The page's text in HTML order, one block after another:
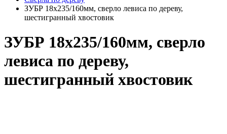
ЗУБР 18x235/160мм, сверло левиса по дереву,
шестигранный хвостовик
ЗУБР 18x235/160мм, сверло
левиса по дереву,
шестигранный хвостовик